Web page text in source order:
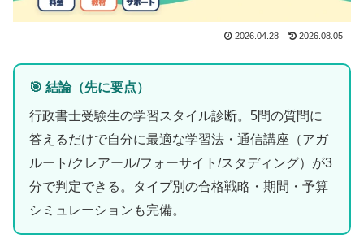
2026.04.28 2026.08.05
🎯 結論（先に要点）
行政書士受験生の学習スタイル診断。5問の質問に
答えるだけで自分に最適な学習法・通信講座（アガ
ルート/クレアール/フォーサイト/スタディング）が3
分で判定できる。タイプ別の合格戦略・期間・予算
シミュレーションも完備。